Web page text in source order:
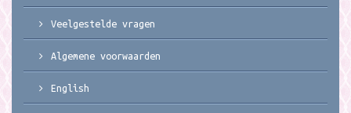
Veelgestelde vragen
Algemene voorwaarden
English